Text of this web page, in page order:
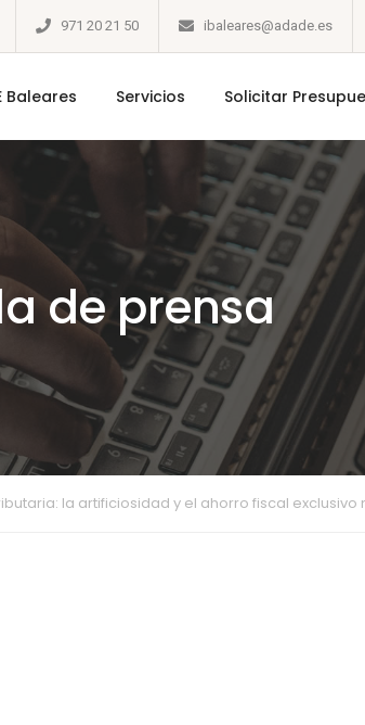
971 20 21 50 ibaleares@adade.es
Baleares Servicios Solicitar
de prensa
la artificiosidad y el ahorro fiscal exclusivo